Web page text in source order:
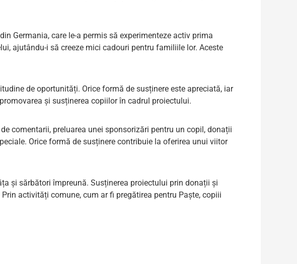
Germania, care le-a permis să experimenteze activ prima
ajutându-i să creeze mici cadouri pentru familiile lor. Aceste
de oportunități. Orice formă de susținere este apreciată, iar
și susținerea copiilor în cadrul proiectului.
comentarii, preluarea unei sponsorizări pentru un copil, donații
Orice formă de susținere contribuie la oferirea unui viitor
și sărbători împreună. Susținerea proiectului prin donații și
activități comune, cum ar fi pregătirea pentru Paște, copiii